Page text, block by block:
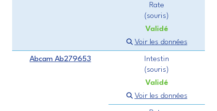
Rate
(souris)
Validé
Voir les données
Abcam Ab279653
Intestin
(souris)
Validé
Voir les données